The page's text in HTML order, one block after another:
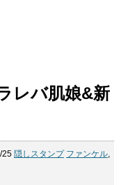
レバ肌娘&新
25 隠しスタンプ ファンケル,